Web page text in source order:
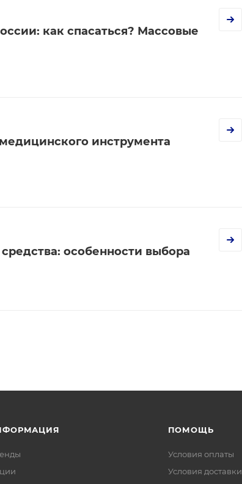
как спасаться? Массовые
инструмента
особенности выбора
ПОМОЩЬ
Условия оплаты
Условия доставки